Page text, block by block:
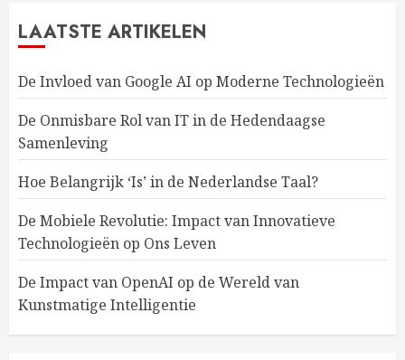
LAATSTE ARTIKELEN
De Invloed van Google AI op Moderne Technologieën
De Onmisbare Rol van IT in de Hedendaagse
Samenleving
Hoe Belangrijk ‘Is’ in de Nederlandse Taal?
De Mobiele Revolutie: Impact van Innovatieve
Technologieën op Ons Leven
De Impact van OpenAI op de Wereld van
Kunstmatige Intelligentie